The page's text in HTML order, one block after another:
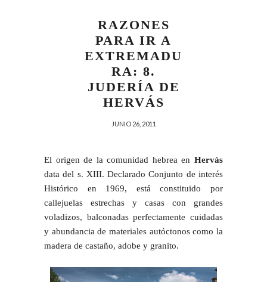
RAZONES
PARA IR A
EXTREMADU
RA: 8.
JUDERÍA DE
HERVÁS
JUNIO 26, 2011
El origen de la comunidad hebrea en Hervás
data del s. XIII. Declarado Conjunto de interés
Histórico en 1969, está constituido por
callejuelas estrechas y casas con grandes
voladizos, balconadas perfectamente cuidadas
y abundancia de materiales autóctonos como la
madera de castaño, adobe y granito.